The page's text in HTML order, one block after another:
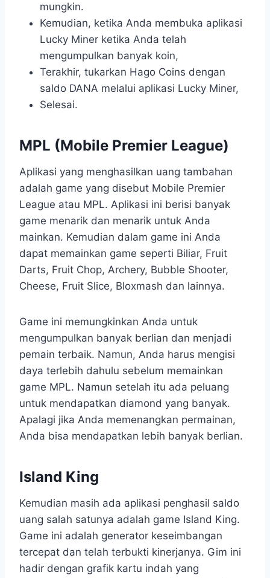
mungkin.
Kemudian, ketika Anda membuka aplikasi
Lucky Miner ketika Anda telah
mengumpulkan banyak koin,
Terakhir, tukarkan Hago Coins dengan
saldo DANA melalui aplikasi Lucky Miner,
Selesai.
MPL (Mobile Premier League)
Aplikasi yang menghasilkan uang tambahan
adalah game yang disebut Mobile Premier
League atau MPL. Aplikasi ini berisi banyak
game menarik dan menarik untuk Anda
mainkan. Kemudian dalam game ini Anda
dapat memainkan game seperti Biliar, Fruit
Darts, Fruit Chop, Archery, Bubble Shooter,
Cheese, Fruit Slice, Bloxmash dan lainnya.
Game ini memungkinkan Anda untuk
mengumpulkan banyak berlian dan menjadi
pemain terbaik. Namun, Anda harus mengisi
daya terlebih dahulu sebelum memainkan
game MPL. Namun setelah itu ada peluang
untuk mendapatkan diamond yang banyak.
Apalagi jika Anda memenangkan permainan,
Anda bisa mendapatkan lebih banyak berlian.
Island King
Kemudian masih ada aplikasi penghasil saldo
uang salah satunya adalah game Island King.
Game ini adalah generator keseimbangan
tercepat dan telah terbukti kinerjanya. Gim ini
hadir dengan grafik kartu indah yang